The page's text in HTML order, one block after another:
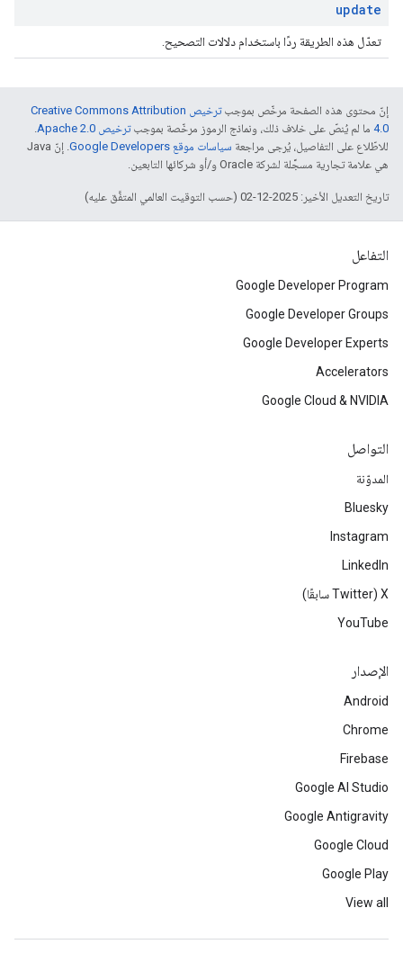
update
تعدّل هذه الطريقة ردًا باستخدام دلالات التصحيح.
إنّ محتوى هذه الصفحة مرخّص بموجب
ترخيص Creative Commons Attribution
4.0‏ ما لم يُنصّ على خلاف ذلك، ونماذج الرموز مرخّصة بموجبترخيص Apache 2.0‏
.
للاطّلاع على التفاصيل، يُرجى مراجعة سياسات موقع Google Developers‏
. إنّ Java
هي علامة تجارية مسجَّلة لشركة Oracle و/أو شركائها التابعين.
تاريخ التعديل الأخير: 2025-12-02 (حسب التوقيت العالمي المتفَّق عليه)
التفاعل
Google Developer Program
Google Developer Groups
Google Developer Experts
Accelerators
Google Cloud & NVIDIA
التواصل
المدوّنة
Bluesky
Instagram
LinkedIn
‫X ‏(Twitter سابقًا)
YouTube
الإصدار
Android
Chrome
Firebase
Google AI Studio
Google Antigravity
Google Cloud
Google Play
View all